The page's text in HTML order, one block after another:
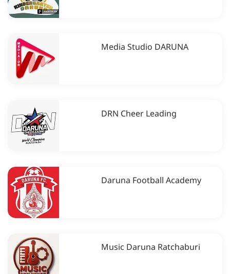
Media Studio DARUNA
DRN Cheer Leading
Daruna Football Academy
Music Daruna Ratchaburi